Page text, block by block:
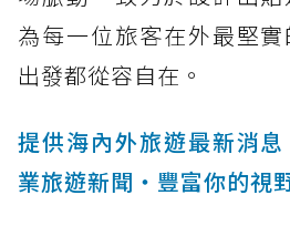
為每一位旅客在外最堅
出發都從容自在。
提供海內外旅遊最新消
業旅遊新聞‧豐富你的視